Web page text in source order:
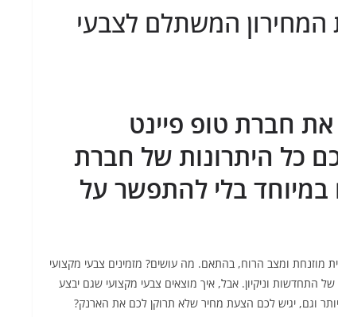
המחירון המשתלם לצבעי
חברת טופ פיינט
כל היתרונות של חברת
בלי להתפשר על
מוזנחת ומצב הרוח, בהתאם. מה עושים? מזמינים צבעי מקצועי
וניקיון. אבל, איך מוצאים צבעי מקצועי שגם יבצע
וגם, יגיש לכם הצעת מחיר שלא תרוקן לכם את הארנק?